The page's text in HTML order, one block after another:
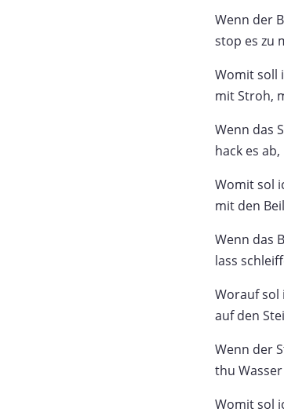
Wenn der
stop es zu
Womit soll
mit Stroh,
Wenn das
hack es
Womit sol
mit den
Wenn das
lass
Worauf sol
auf den
Wenn der
thu
Womit sol